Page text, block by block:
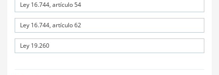
Ley 16.744, artículo 54
Ley 16.744, artículo 62
Ley 19.260